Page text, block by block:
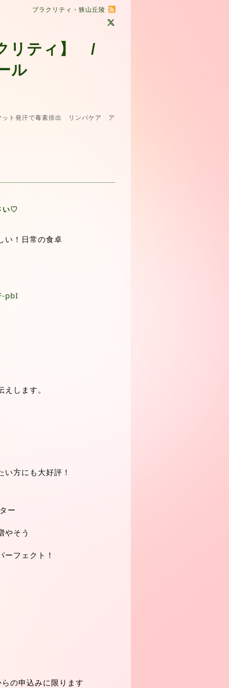
プラクリティ・狭山丘陵
リティ】 /
ル
ト発汗で毒素排出 リンパケア ア
い♡
い！日常の食卓
pbI
します。
方にも大好評！
ー
やそう
フェクト！
の申込みに限ります